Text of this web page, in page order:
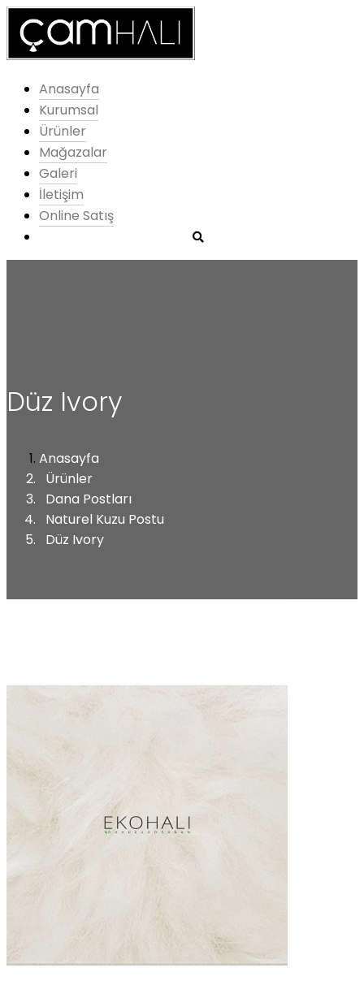
Anasayfa
Kurumsal
Ürünler
Mağazalar
Galeri
İletişim
Online Satış
Düz Ivory
Anasayfa
Ürünler
Dana Postları
Naturel Kuzu Postu
Düz Ivory